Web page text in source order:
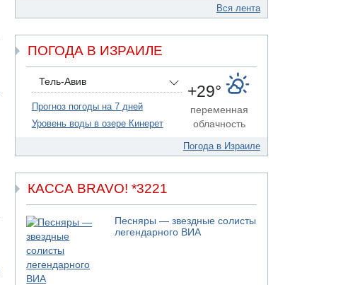
подозреваемого в коррупционных
отношениях с Йоавом Элиаси
Вся лента
ПОГОДА В ИЗРАИЛЕ
Тель-Авив
Прогноз погоды на 7 дней
Уровень воды в озере Кинерет
+29°
переменная
облачность
Погода в Израиле
КАССА BRAVO! *3221
Песняры — звездные солисты
легендарного ВИА